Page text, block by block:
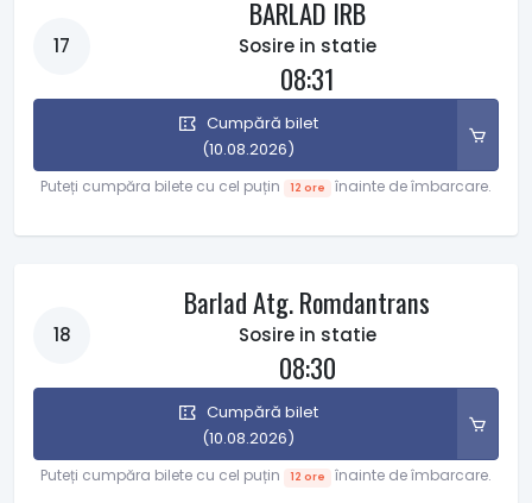
17
BARLAD IRB
Sosire in statie
08:31
Cumpără bilet
(10.08.2026)
Puteți cumpăra bilete cu cel puțin 12 ore înainte de îmbarcare.
18
Barlad Atg. Romdantrans
Sosire in statie
08:30
Cumpără bilet
(10.08.2026)
Puteți cumpăra bilete cu cel puțin 12 ore înainte de îmbarcare.